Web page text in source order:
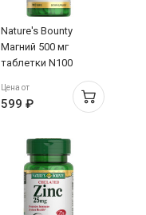
Nature's Bounty
Магний 500 мг
таблетки N100
Цена от
599 ₽